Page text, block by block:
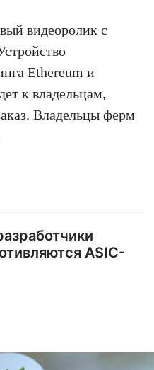
видеоролик с
Ethereum и
к владельцам,
Владельцы ферм
ASIC-